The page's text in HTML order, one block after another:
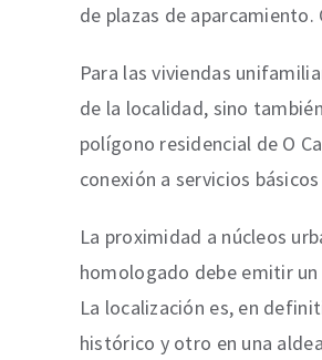
de plazas de
Para las viviendas
de la localidad, sino
polígono residencial de O
conexión a servicios
La proximidad a núcleos
homologado debe emitir
La localización es, en
histórico y otro en una